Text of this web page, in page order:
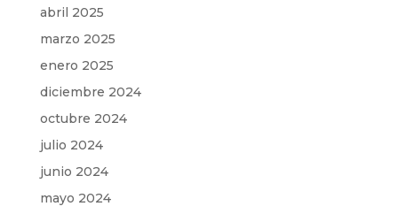
abril 2025
marzo 2025
enero 2025
diciembre 2024
octubre 2024
julio 2024
junio 2024
mayo 2024